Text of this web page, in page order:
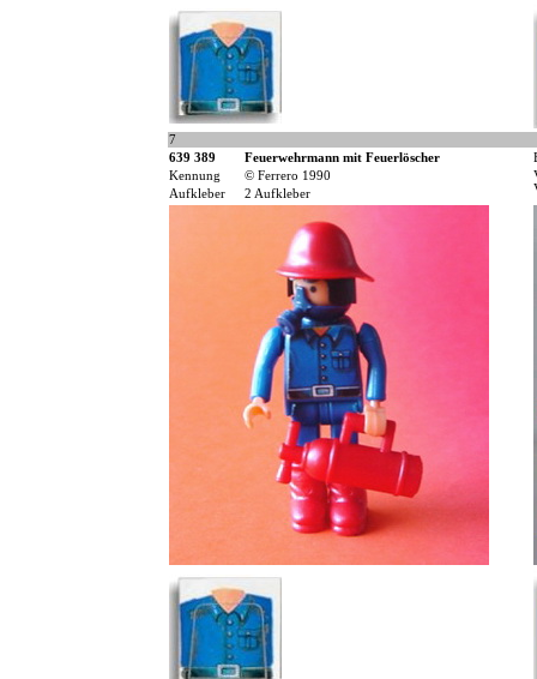
7
639 389
Feuerwehrmann mit Feuerlöscher
Kennung
© Ferrero 1990
Aufkleber 2 Aufkleber